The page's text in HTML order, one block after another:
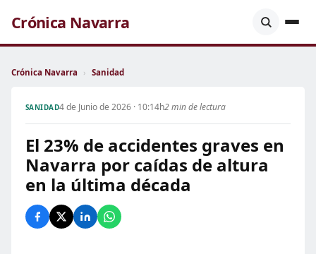
Crónica Navarra
Crónica Navarra › Sanidad
SANIDAD4 de Junio de 2026 · 10:14h2 min de lectura
El 23% de accidentes graves en
Navarra por caídas de altura
en la última década